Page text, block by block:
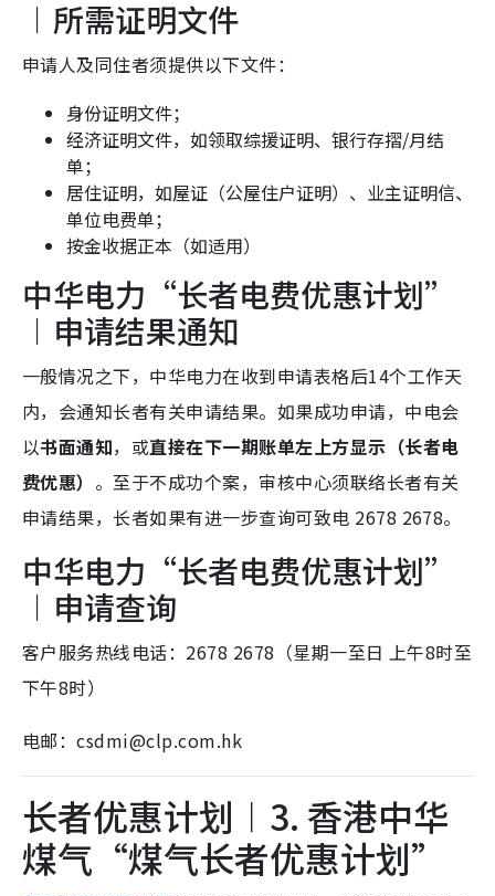
︱所需证明文件
申请人及同住者须提供以下文件：
身份证明文件；
经济证明文件，如领取综援证明、银行存摺/月结
单；
居住证明，如屋证（公屋住户证明）、业主证明信、
单位电费单；
按金收据正本（如适用）
中华电力“长者电费优惠计划”
︱申请结果通知
一般情况之下，中华电力在收到申请表格后14个工作天
内，会通知长者有关申请结果。如果成功申请，中电会
以书面通知，或直接在下一期账单左上方显示（长者电
费优惠） 。至于不成功个案，审核中心须联络长者有关
申请结果，长者如果有进一步查询可致电 2678 2678。
中华电力“长者电费优惠计划”
︱申请查询
客户服务热线电话：2678 2678（星期一至日 上午8时至
下午8时）
电邮：csdmi@clp.com.hk
长者优惠计划︱3. 香港中华
煤气“煤气长者优惠计划”